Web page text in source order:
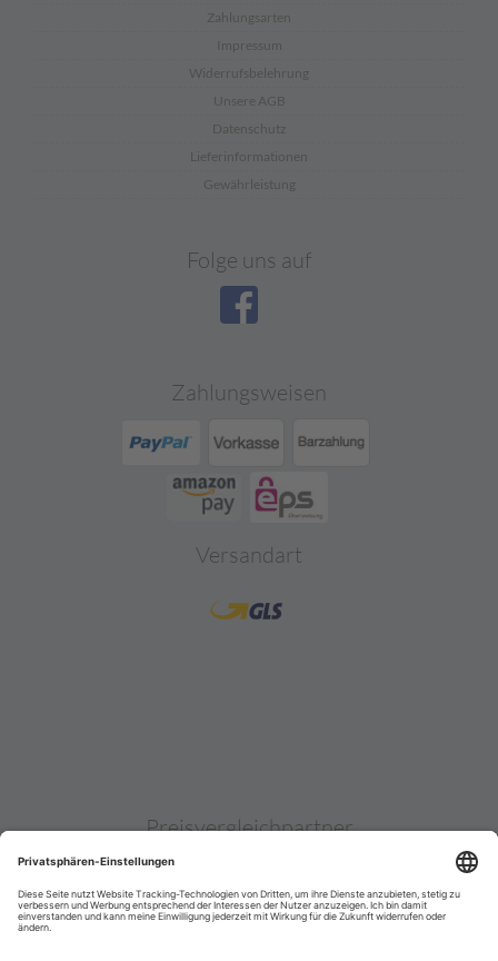
Zahlungsarten
Impressum
Widerrufsbelehrung
Unsere AGB
Datenschutz
Lieferinformationen
Gewährleistung
Folge uns auf
Zahlungsweisen
Versandart
Preisvergleichpartner